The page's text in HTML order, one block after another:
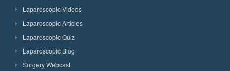
Laparoscopic Videos
Laparoscopic Articles
Laparoscopic Quiz
Laparoscopic Blog
Surgery Webcast